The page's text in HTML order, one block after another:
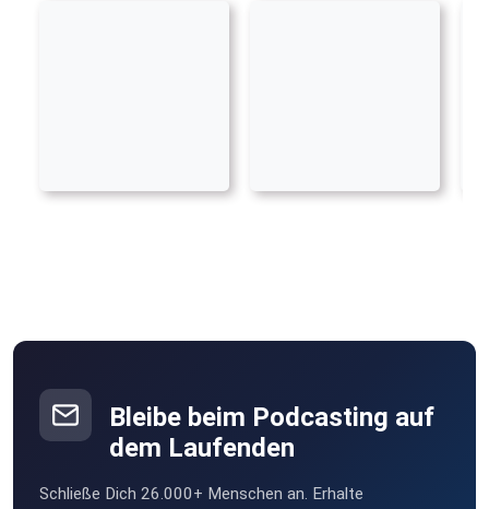
Bleibe beim Podcasting auf
dem Laufenden
Schließe Dich 26.000+ Menschen an. Erhalte